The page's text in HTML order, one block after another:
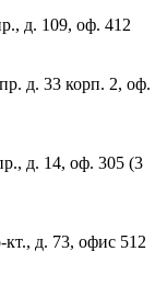
д. 109, оф. 412
д. 33 корп. 2, оф.
д. 14, оф. 305 (3
д. 73, офис 512